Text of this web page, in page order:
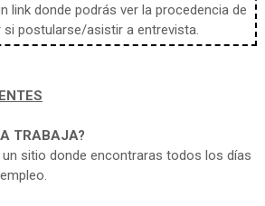
link donde podrás ver la procedencia de
postularse/asistir a entrevista.
TRABAJA?
un sitio donde encontraras todos los días